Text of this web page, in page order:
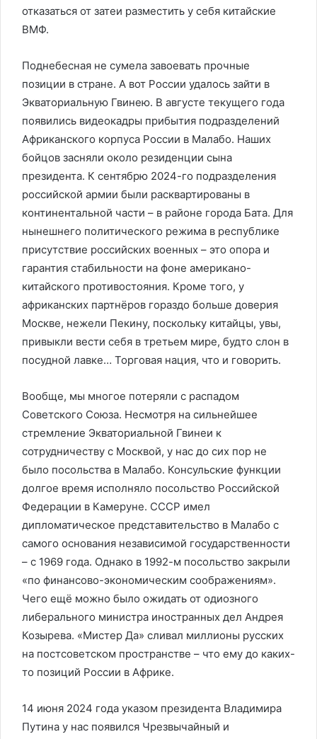
отказаться от затеи разместить у себя китайские
ВМФ.
Поднебесная не сумела завоевать прочные
позиции в стране. А вот России удалось зайти в
Экваториальную Гвинею. В августе текущего года
появились видеокадры прибытия подразделений
Африканского корпуса России в Малабо. Наших
бойцов засняли около резиденции сына
президента. К сентябрю 2024-го подразделения
российской армии были расквартированы в
континентальной части – в районе города Бата. Для
нынешнего политического режима в республике
присутствие российских военных – это опора и
гарантия стабильности на фоне американо-
китайского противостояния. Кроме того, у
африканских партнёров гораздо больше доверия
Москве, нежели Пекину, поскольку китайцы, увы,
привыкли вести себя в третьем мире, будто слон в
посудной лавке… Торговая нация, что и говорить.
Вообще, мы многое потеряли с распадом
Советского Союза. Несмотря на сильнейшее
стремление Экваториальной Гвинеи к
сотрудничеству с Москвой, у нас до сих пор не
было посольства в Малабо. Консульские функции
долгое время исполняло посольство Российской
Федерации в Камеруне. СССР имел
дипломатическое представительство в Малабо с
самого основания независимой государственности
– с 1969 года. Однако в 1992-м посольство закрыли
«по финансово-экономическим соображениям».
Чего ещё можно было ожидать от одиозного
либерального министра иностранных дел Андрея
Козырева. «Мистер Да» сливал миллионы русских
на постсоветском пространстве – что ему до каких-
то позиций России в Африке.
14 июня 2024 года указом президента Владимира
Путина у нас появился Чрезвычайный и